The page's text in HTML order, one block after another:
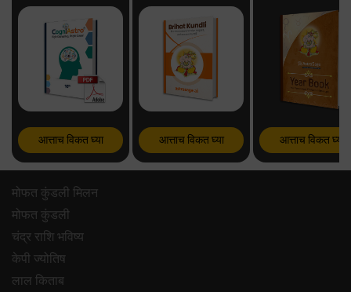
आत्ताच विकत घ्या आत्ताच विकत घ्या आत्ताच विकत घ्या
मोफत कुंडली मिलन
मोफत कुंडली
चंद्र राशि भविष्य
केपी ज्योतिष
लाल किताब